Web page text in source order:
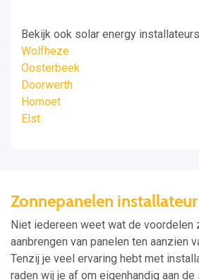
Bekijk ook solar energy
Wolfheze
Oosterbeek
Doorwerth
Homoet
Elst
Zonnepanelen
Niet iedereen weet wat de voordelen
aanbrengen van panelen ten aanzien
Tenzij je veel ervaring hebt met
raden wij je af om eigenhandig aan de